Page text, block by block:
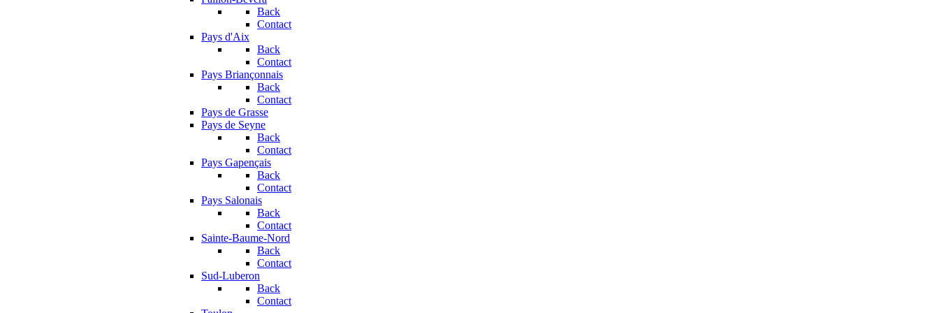
Back
Contact
Pays d'Aix
Back
Contact
Pays Briançonnais
Back
Contact
Pays de Grasse
Pays de Seyne
Back
Contact
Pays Gapençais
Back
Contact
Pays Salonais
Back
Contact
Sainte-Baume-Nord
Back
Contact
Sud-Luberon
Back
Contact